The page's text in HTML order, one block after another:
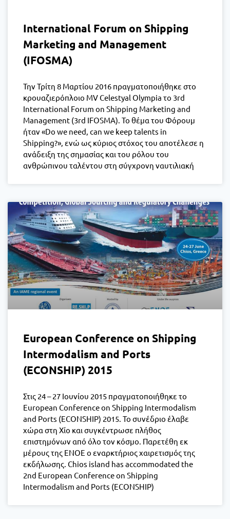
International Forum on Shipping
Marketing and Management
(IFOSMA)
Την Τρίτη 8 Μαρτίου 2016 πραγματοποιήθηκε στο
κρουαζιερόπλοιο MV Celestyal Olympia το 3rd
International Forum on Shipping Marketing and
Management (3rd IFOSMA). Το θέμα του Φόρουμ
ήταν «Do we need, can we keep talents in
Shipping?», ενώ ως κύριος στόχος του αποτέλεσε η
ανάδειξη της σημασίας και του ρόλου του
ανθρώπινου ταλέντου στη σύγχρονη ναυτιλιακή
European Conference on Shipping
Intermodalism and Ports
(ECONSHIP) 2015
Στις 24 – 27 Ιουνίου 2015 πραγματοποιήθηκε το
European Conference on Shipping Intermodalism
and Ports (ECONSHIP) 2015. Το συνέδριο έλαβε
χώρα στη Χίο και συγκέντρωσε πλήθος
επιστημόνων από όλο τον κόσμο. Παρετέθη εκ
μέρους της ΕΝΟΕ ο εναρκτήριος χαιρετισμός της
εκδήλωσης. Chios island has accommodated the
2nd European Conference on Shipping
Intermodalism and Ports (ECONSHIP)